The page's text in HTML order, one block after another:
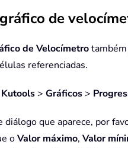
de
de Velocímetro
referenciadas.
Kutools > Gráficos >
diálogo que aparece, por
oValor máximo, Valor